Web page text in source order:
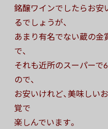
銘醸ワインでしたらお安
るでしょうが、
あまり有名でない蔵の
で、
それも近所のスーパーで
ので、
お安いけれど、美味しい
覚で
楽しんでいます。